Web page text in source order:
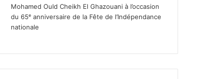
Mohamed Ould Cheikh El Ghazouani à l’occasion
du 65ᵉ anniversaire de la Fête de l’Indépendance
nationale